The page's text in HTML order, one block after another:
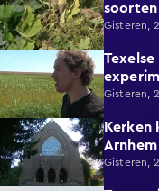
Gisteren,
bieden
Gisteren,
1:08
Kerken
Gisteren,